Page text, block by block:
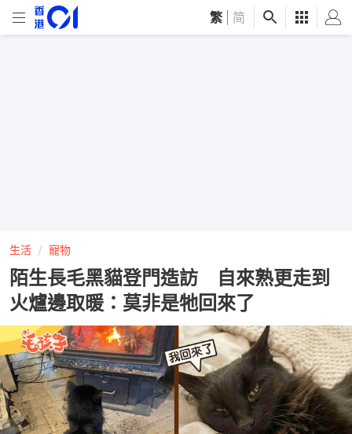
繁 简
生活 寵物
陌生長毛黑貓登門造訪 自來熟更走到
火爐邊取暖：莫非是牠回來了